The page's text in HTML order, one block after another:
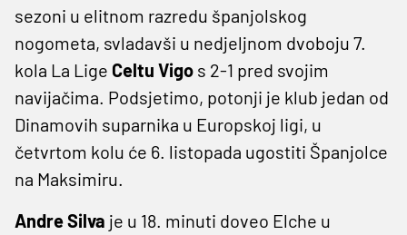
sezoni u elitnom razredu španjolskog
nogometa, svladavši u nedjeljnom dvoboju 7.
kola La Lige Celtu Vigo s 2-1 pred svojim
navijačima. Podsjetimo, potonji je klub jedan od
Dinamovih suparnika u Europskoj ligi, u
četvrtom kolu će 6. listopada ugostiti Španjolce
na Maksimiru.
Andre Silva je u 18. minuti doveo Elche u